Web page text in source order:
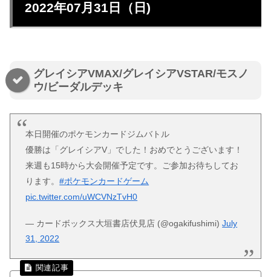
2022年07月31日（日)
グレイシアVMAX/グレイシアVSTAR/モスノ
ウ/ビーダルデッキ
本日開催のポケモンカードジムバトル
優勝は「グレイシアV」でした！おめでとうございます！
来週も15時から大会開催予定です。ご参加お待ちしてお
ります。#ポケモンカードゲーム
pic.twitter.com/uWCVNzTvH0
— カードボックス大垣書店伏見店 (@ogakifushimi)July
31, 2022